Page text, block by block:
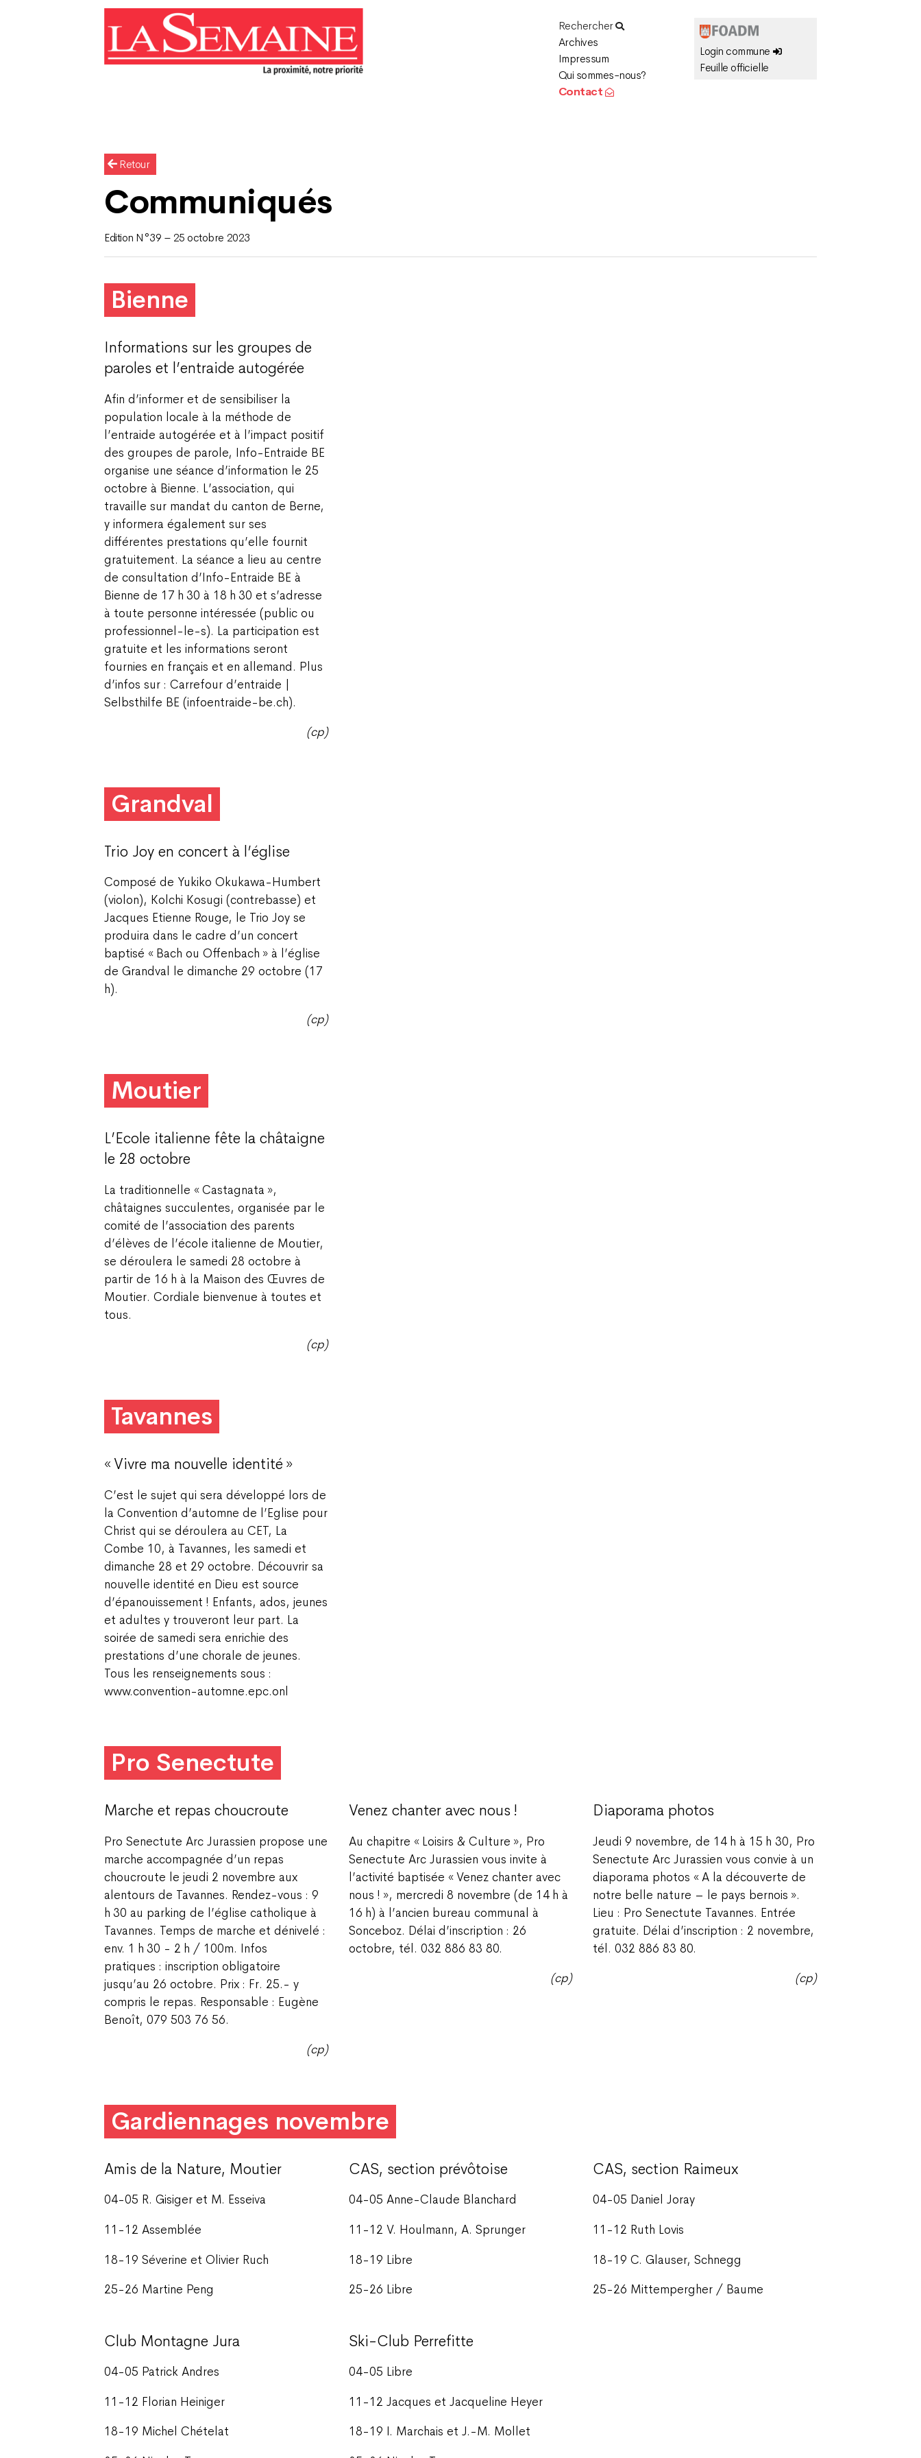
Rechercher
Archives
Impressum
Qui sommes-nous?
Contact
Login commune
Feuille officielle
Retour
Communiqués
Edition N°39 – 25 octobre 2023
Bienne
Informations sur les groupes de
paroles et l’entraide autogérée
Afin d’informer et de sensibiliser la
population locale à la méthode de
l’entraide autogérée et à l’impact positif
des groupes de parole, Info-Entraide BE
organise une séance d’information le 25
octobre à Bienne. L’association, qui
travaille sur mandat du canton de Berne,
y informera également sur ses
différentes prestations qu’elle fournit
gratuitement. La séance a lieu au centre
de consultation d’Info-Entraide BE à
Bienne de 17 h 30 à 18 h 30 et s’adresse
à toute personne intéressée (public ou
professionnel-le-s). La participation est
gratuite et les informations seront
fournies en français et en allemand. Plus
d’infos sur : Carrefour d’entraide |
Selbsthilfe BE (infoentraide-be.ch).
(cp)
Grandval
Trio Joy en concert à l’église
Composé de Yukiko Okukawa-Humbert
(violon), Kolchi Kosugi (contrebasse) et
Jacques Etienne Rouge, le Trio Joy se
produira dans le cadre d’un concert
baptisé « Bach ou Offenbach » à l’église
de Grandval le dimanche 29 octobre (17
h).
(cp)
Moutier
L’Ecole italienne fête la châtaigne
le 28 octobre
La traditionnelle « Castagnata »,
châtaignes succulentes, organisée par le
comité de l’association des parents
d’élèves de l’école italienne de Moutier,
se déroulera le samedi 28 octobre à
partir de 16 h à la Maison des Œuvres de
Moutier. Cordiale bienvenue à toutes et
tous.
(cp)
Tavannes
« Vivre ma nouvelle identité »
C’est le sujet qui sera développé lors de
la Convention d’automne de l’Eglise pour
Christ qui se déroulera au CET, La
Combe 10, à Tavannes, les samedi et
dimanche 28 et 29 octobre. Découvrir sa
nouvelle identité en Dieu est source
d’épanouissement ! Enfants, ados, jeunes
et adultes y trouveront leur part. La
soirée de samedi sera enrichie des
prestations d’une chorale de jeunes.
Tous les renseignements sous :
www.convention-automne.epc.onl
Pro Senectute
Marche et repas choucroute
Pro Senectute Arc Jurassien propose une
marche accompagnée d’un repas
choucroute le jeudi 2 novembre aux
alentours de Tavannes. Rendez-vous : 9
h 30 au parking de l’église catholique à
Tavannes. Temps de marche et dénivelé :
env. 1 h 30 - 2 h / 100m. Infos
pratiques : inscription obligatoire
jusqu’au 26 octobre. Prix : Fr. 25.- y
compris le repas. Responsable : Eugène
Benoît, 079 503 76 56.
(cp)
Venez chanter avec nous !
Au chapitre « Loisirs & Culture », Pro
Senectute Arc Jurassien vous invite à
l’activité baptisée « Venez chanter avec
nous ! », mercredi 8 novembre (de 14 h à
16 h) à l’ancien bureau communal à
Sonceboz. Délai d’inscription : 26
octobre, tél. 032 886 83 80.
(cp)
Diaporama photos
Jeudi 9 novembre, de 14 h à 15 h 30, Pro
Senectute Arc Jurassien vous convie à un
diaporama photos « A la découverte de
notre belle nature – le pays bernois ».
Lieu : Pro Senectute Tavannes. Entrée
gratuite. Délai d’inscription : 2 novembre,
tél. 032 886 83 80.
(cp)
Gardiennages novembre
Amis de la Nature, Moutier
04-05 R. Gisiger et M. Esseiva
11-12 Assemblée
18-19 Séverine et Olivier Ruch
25-26 Martine Peng
Club Montagne Jura
04-05 Patrick Andres
11-12 Florian Heiniger
18-19 Michel Chételat
CAS, section prévôtoise
04-05 Anne-Claude Blanchard
11-12 V. Houlmann, A. Sprunger
18-19 Libre
25-26 Libre
Ski-Club Perrefitte
04-05 Libre
11-12 Jacques et Jacqueline Heyer
18-19 I. Marchais et J.-M. Mollet
CAS, section Raimeux
04-05 Daniel Joray
11-12 Ruth Lovis
18-19 C. Glauser, Schnegg
25-26 Mittempergher / Baume